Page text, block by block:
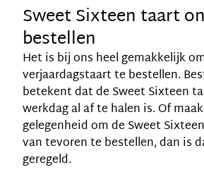
Sweet Sixteen taart
bestellen
Het is bij ons heel gemakkelijk
verjaardagstaartte bestellen.
betekent dat de Sweet Sixteen
werkdag al af te halen is. Of
gelegenheid om de Sweet
van tevoren te bestellen, dan is
geregeld.